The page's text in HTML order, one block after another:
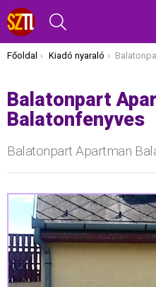
Itt vagy most:
Főoldal Kiadó nyaraló Balatonpart
Balatonpart
Balatonfenyves
Balatonpart Apartman